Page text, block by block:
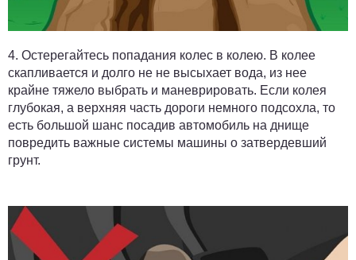
4. Остерегайтесь попадания колес в колею. В колее
скапливается и долго не не высыхает вода, из нее
крайне тяжело выбрать и маневрировать. Если колея
глубокая, а верхняя часть дороги немного подсохла, то
есть большой шанс посадив автомобиль на днище
повредить важные системы машины о затвердевший
грунт.